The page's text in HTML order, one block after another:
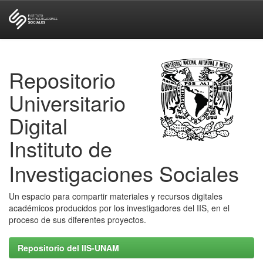
Repositorio
Universitario
Digital
Instituto de
Investigaciones Sociales
Un espacio para compartir materiales y recursos digitales
académicos producidos por los investigadores del IIS, en el
proceso de sus diferentes proyectos.
Repositorio del IIS-UNAM